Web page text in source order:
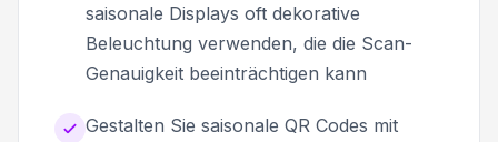
saisonale Displays oft dekorative
Beleuchtung verwenden, die die Scan-
Genauigkeit beeinträchtigen kann
Gestalten Sie saisonale QR Codes mit